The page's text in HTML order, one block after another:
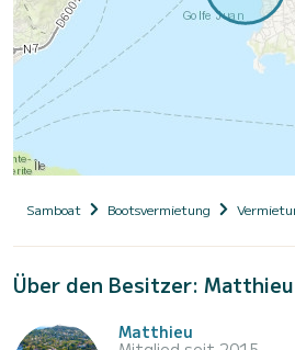
Samboat Bootsvermietung
Über den Besitzer: Matthieu
Matthieu